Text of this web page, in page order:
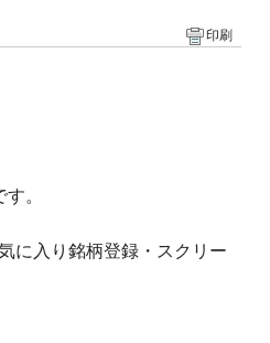
印刷
。
に入り銘柄登録・スクリー